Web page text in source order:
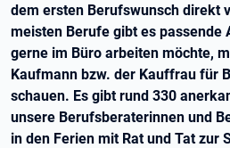
dem ersten Berufswunsch direkt
meisten Berufe gibt es passende
gerne im Büro arbeiten möchte,
Kaufmann bzw. der Kauffrau für
schauen. Es gibt rund 330
unsere Berufsberaterinnen und
in den Ferien mit Rat und Tat zur